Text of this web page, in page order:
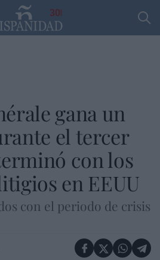
30
gana un
el tercer
con los
en EEUU
con el periodo de crisis